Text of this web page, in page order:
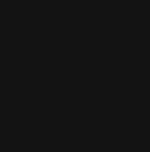
态首试！这一